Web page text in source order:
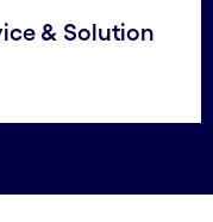
& Solution